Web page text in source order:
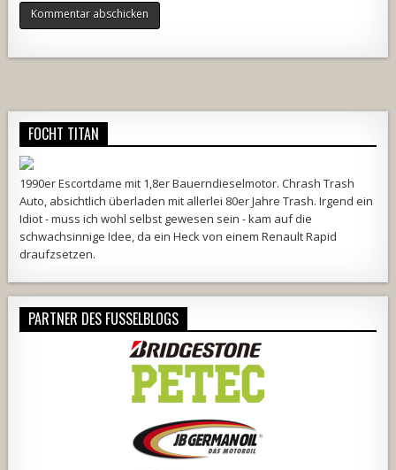
FOCHT TITAN
1990er Escortdame mit 1,8er Bauerndieselmotor. Chrash Trash
Auto, absichtlich überladen mit allerlei 80er Jahre Trash. Irgend ein
Idiot - muss ich wohl selbst gewesen sein - kam auf die
schwachsinnige Idee, da ein Heck von einem Renault Rapid
draufzsetzen.
PARTNER DES FUSSELBLOGS